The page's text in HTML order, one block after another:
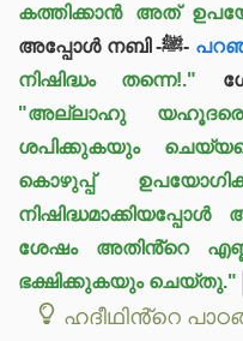
കത്തിക്കാൻ അത്
അപ്പോൾ നബി -ﷺ-
നിഷിദ്ധം തന്നെ!."
"അല്ലാഹു യഹൂദരെ
ശപിക്കുകയും
കൊഴുപ്പ്
ശേഷം അതിൻ്റെ
ഭക്ഷിക്കുകയും ചെയ്തു."
ഹദീഥിൻ്റെ